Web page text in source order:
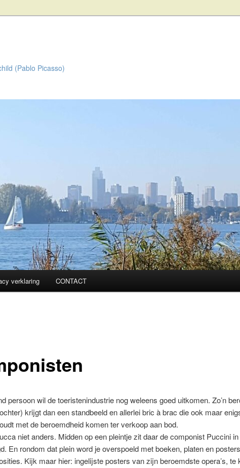
(Pablo Picasso)
verklaring CONTACT
persoon wil de toeristenindustrie nog weleens goed uitkomen. Zo’n
krijgt dan een standbeeld en allerlei bric à brac die ook maar
met de beroemdheid komen ter verkoop aan bod.
niet anders. Midden op een pleintje zit daar de componist Puccini
En rondom dat plein word je overspoeld met boeken, platen en
Kijk maar hier: ingelijste posters van zijn beroemdste opera’s, te